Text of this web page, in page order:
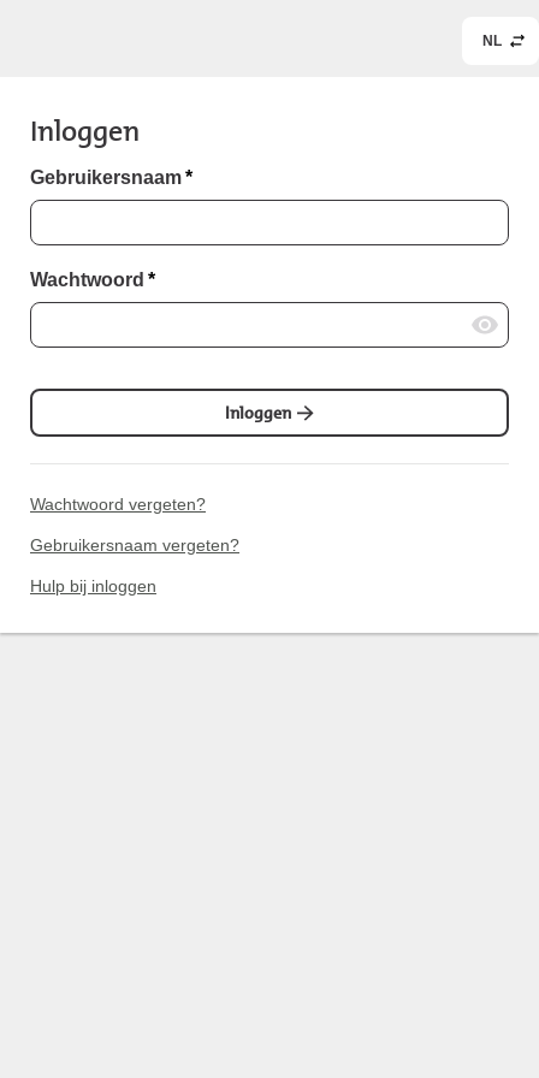
NL
Inloggen
Gebruikersnaam*
Wachtwoord *
Inloggen
Wachtwoord vergeten?
Gebruikersnaam vergeten?
Hulp bij inloggen